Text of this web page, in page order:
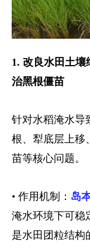
1. 改良水田土
治黑根僵苗
针对水稻淹水导
根、犁底层上移
苗等核心问题。
• 作用机制： 岛
淹水环境下可稳
是水田团粒结构